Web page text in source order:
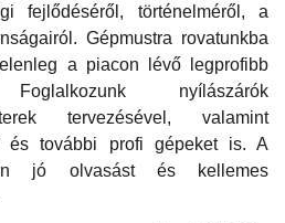
fejlődéséről, történelméről, a
Gépmustra rovatunkba
a piacon lévő legprofibb
Foglalkozunk nyílászárók
tervezésével, valamint
és további profi gépeket is. A
jó olvasást és kellemes